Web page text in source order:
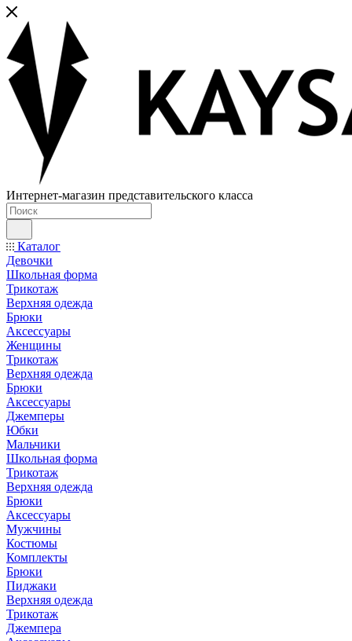
Интернет-магазин представительского класса
Каталог
Девочки
Школьная форма
Трикотаж
Верхняя одежда
Брюки
Аксессуары
Женщины
Трикотаж
Верхняя одежда
Брюки
Аксессуары
Джемперы
Юбки
Мальчики
Школьная форма
Трикотаж
Верхняя одежда
Брюки
Аксессуары
Мужчины
Костюмы
Комплекты
Брюки
Пиджаки
Верхняя одежда
Трикотаж
Джемпера